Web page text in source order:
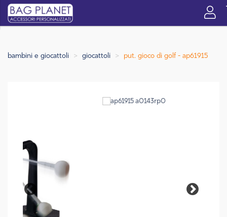
bambini e giocattoli giocattoli put. gioco di golf - ap61915